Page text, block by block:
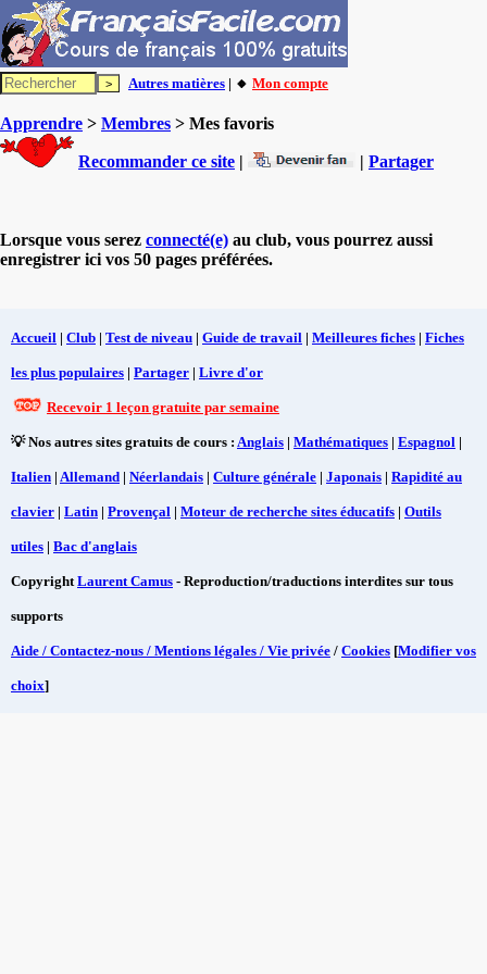
Autres matières | 🔸 Mon compte
Apprendre > Membres > Mes favoris
Recommander ce site | | Partager
Lorsque vous serez connecté(e) au club, vous pourrez aussi
enregistrer ici vos 50 pages préférées.
Accueil | Club | Test de niveau | Guide de travail | Meilleures fiches | Fiches
les plus populaires | Partager | Livre d'or
Recevoir 1 leçon gratuite par semaine
💡 Nos autres sites gratuits de cours : Anglais | Mathématiques | Espagnol |
Italien | Allemand | Néerlandais | Culture générale | Japonais | Rapidité au
clavier | Latin | Provençal | Moteur de recherche sites éducatifs | Outils
utiles | Bac d'anglais
CopyrightLaurent Camus - Reproduction/traductions interdites sur tous
supports
Aide / Contactez-nous / Mentions légales / Vie privée / Cookies [Modifier vos
choix]